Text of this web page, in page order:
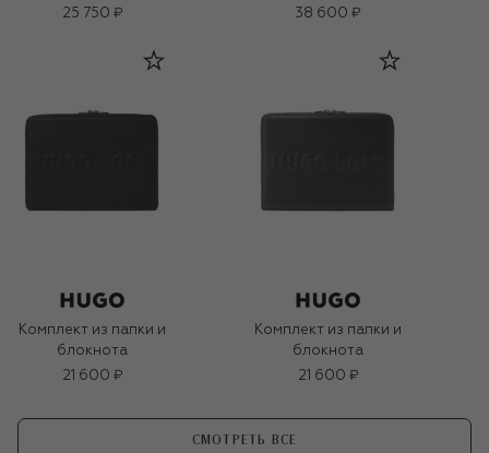
25 750 ₽
38 600 ₽
Комплект из папки и
блокнота
21 600 ₽
Комплект из папки и
блокнота
21 600 ₽
СМОТРЕТЬ ВСЕ